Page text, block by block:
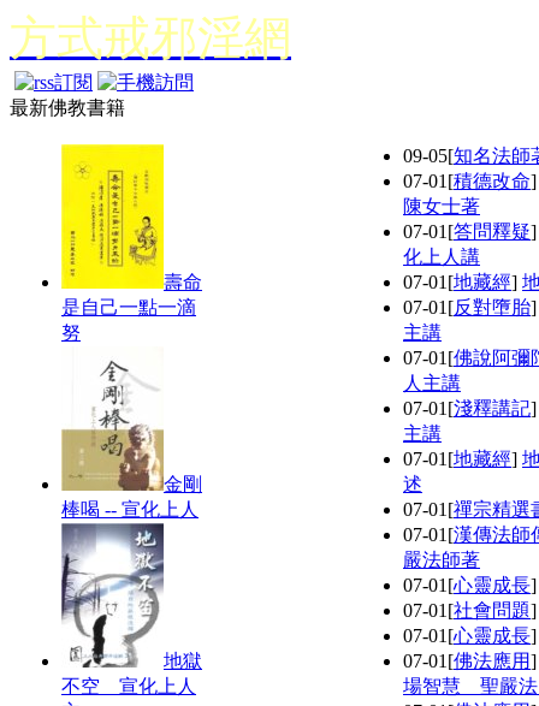
方式戒邪淫網
最新佛教書籍
壽命
是自己一點一滴
努
金剛
棒喝 -- 宣化上人
地獄
不空 宣化上人
09-05[知名法師
07-01 [積德改命
陳女士著
07-01 [答問釋疑
化上人講
07-01 [地藏經]
07-01 [反對墮胎
主講
07-01 [佛說阿彌
人主講
07-01 [淺釋講記
主講
07-01 [地藏經]
述
07-01 [禪宗精選
07-01 [漢傳法師
嚴法師著
07-01 [心靈成長
07-01 [社會問題
07-01 [心靈成長
07-01 [佛法應用
場智慧 聖嚴